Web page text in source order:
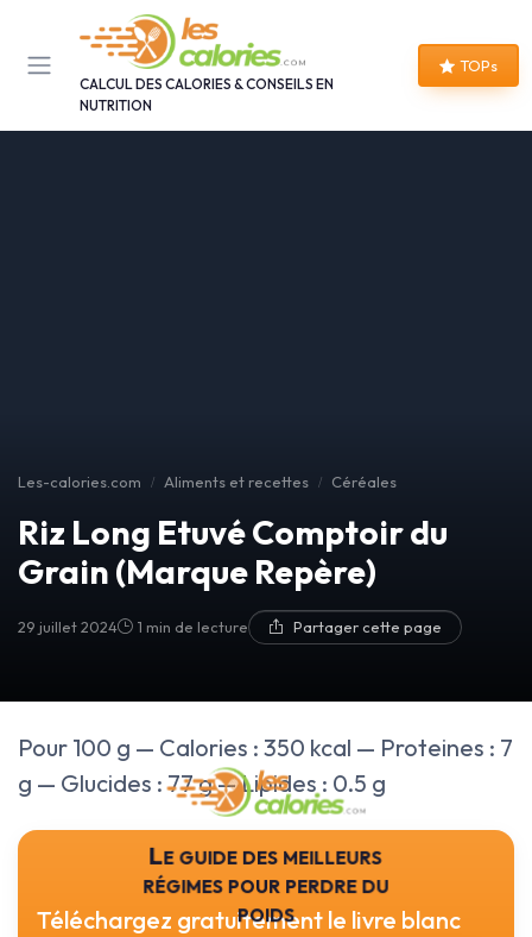
CALCUL DES CALORIES & CONSEILS EN
NUTRITION
TOPs
Les-calories.com Aliments et recettes Céréales
Riz Long Etuvé Comptoir du
Grain (Marque Repère)
29 juillet 2024 1 min de lecture Partager cette page
Pour 100 g — Calories : 350 kcal — Proteines : 7
g — Glucides : 77 g — Lipides : 0.5 g
Le guide des meilleurs
régimes pour perdre du
poids
Téléchargez gratuitement le livre blanc
Panneau de gestion des cookies